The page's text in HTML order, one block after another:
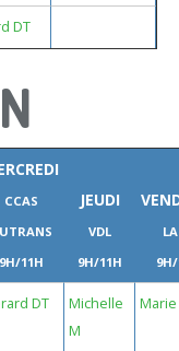
DT
CCAS
9H/11H
JEUDI
VDL
9H/11H
DT
Michelle
M
Marie